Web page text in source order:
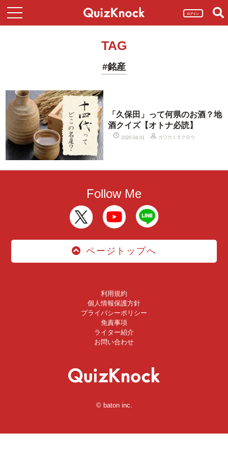
ログイン
TAG
#銘産
「久保田」って何県のお酒？地
酒クイズ【オトナ必読】
2020.04.01 カワカミタクロウ
Follow Me
ページトップへ
利用規約
個人情報保護方針
プライバシーポリシー
免責事項
ライター紹介
お問い合わせ
© baton inc.